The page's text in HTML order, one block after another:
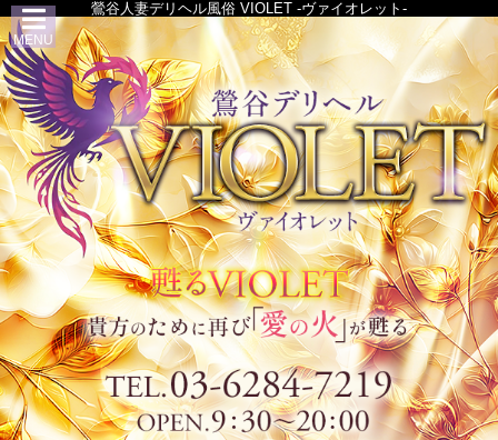
鶯谷人妻デリヘル風俗 VIOLET -ヴァイオレット-
MENU